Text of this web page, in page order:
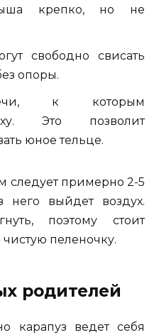
крепко, но не
свободно свисать
опоры.
к которым
Это позволит
юное тельце.
следует примерно 2-5
него выйдет воздух.
поэтому стоит
пеленочку.
родителей
карапуз ведет себя